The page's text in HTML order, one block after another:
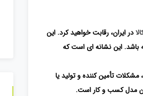
در ایران، رقابت خواهید کرد. این
باشد. این نشانه ای است که
تأمین کننده و تولید یا
مدل کسب و کار است.